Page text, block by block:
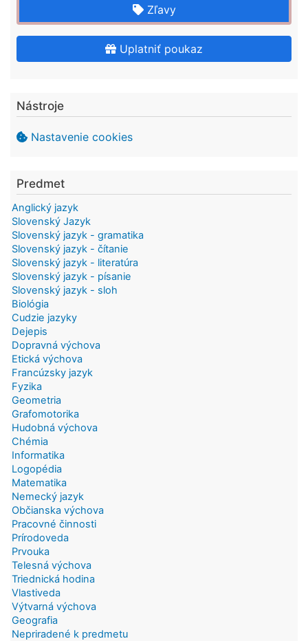
Zľavy
Uplatniť poukaz
Nástroje
Nastavenie cookies
Predmet
Anglický jazyk
Slovenský Jazyk
Slovenský jazyk - gramatika
Slovenský jazyk - čítanie
Slovenský jazyk - literatúra
Slovenský jazyk - písanie
Slovenský jazyk - sloh
Biológia
Cudzie jazyky
Dejepis
Dopravná výchova
Etická výchova
Francúzsky jazyk
Fyzika
Geometria
Grafomotorika
Hudobná výchova
Chémia
Informatika
Logopédia
Matematika
Nemecký jazyk
Občianska výchova
Pracovné činnosti
Prírodoveda
Prvouka
Telesná výchova
Triednická hodina
Vlastiveda
Výtvarná výchova
Geografia
Nepriradené k predmetu